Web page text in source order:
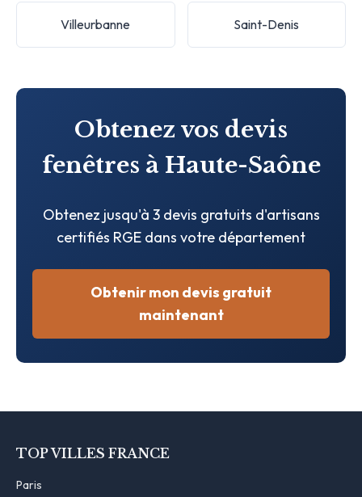
Villeurbanne Saint-Denis
Obtenez vos devis
fenêtres à Haute-Saône
Obtenez jusqu'à 3 devis gratuits d'artisans
certifiés RGE dans votre département
Obtenir mon devis gratuit
maintenant
TOP VILLES FRANCE
Paris